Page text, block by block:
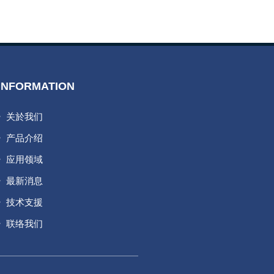
关於我们
产品介绍
应用领域
最新消息
技术支援
联络我们